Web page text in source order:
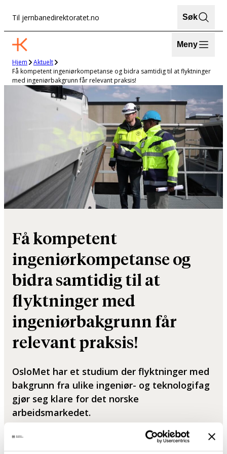
innhold
Til jernbanedirektoratet.no Søk
Meny
Hjem
Aktuelt
Få kompetent ingeniørkompetanse og bidra samtidig til at flyktninger
med ingeniørbakgrunn får relevant praksis!
Få kompetent
ingeniørkompetanse og
bidra samtidig til at
flyktninger med
ingeniørbakgrunn får
relevant praksis!
OsloMet har et studium der flyktninger med
bakgrunn fra ulike ingeniør- og teknologifag
gjør seg klare for det norske
arbeidsmarkedet.
Sist oppdatert: 15. mars 2024